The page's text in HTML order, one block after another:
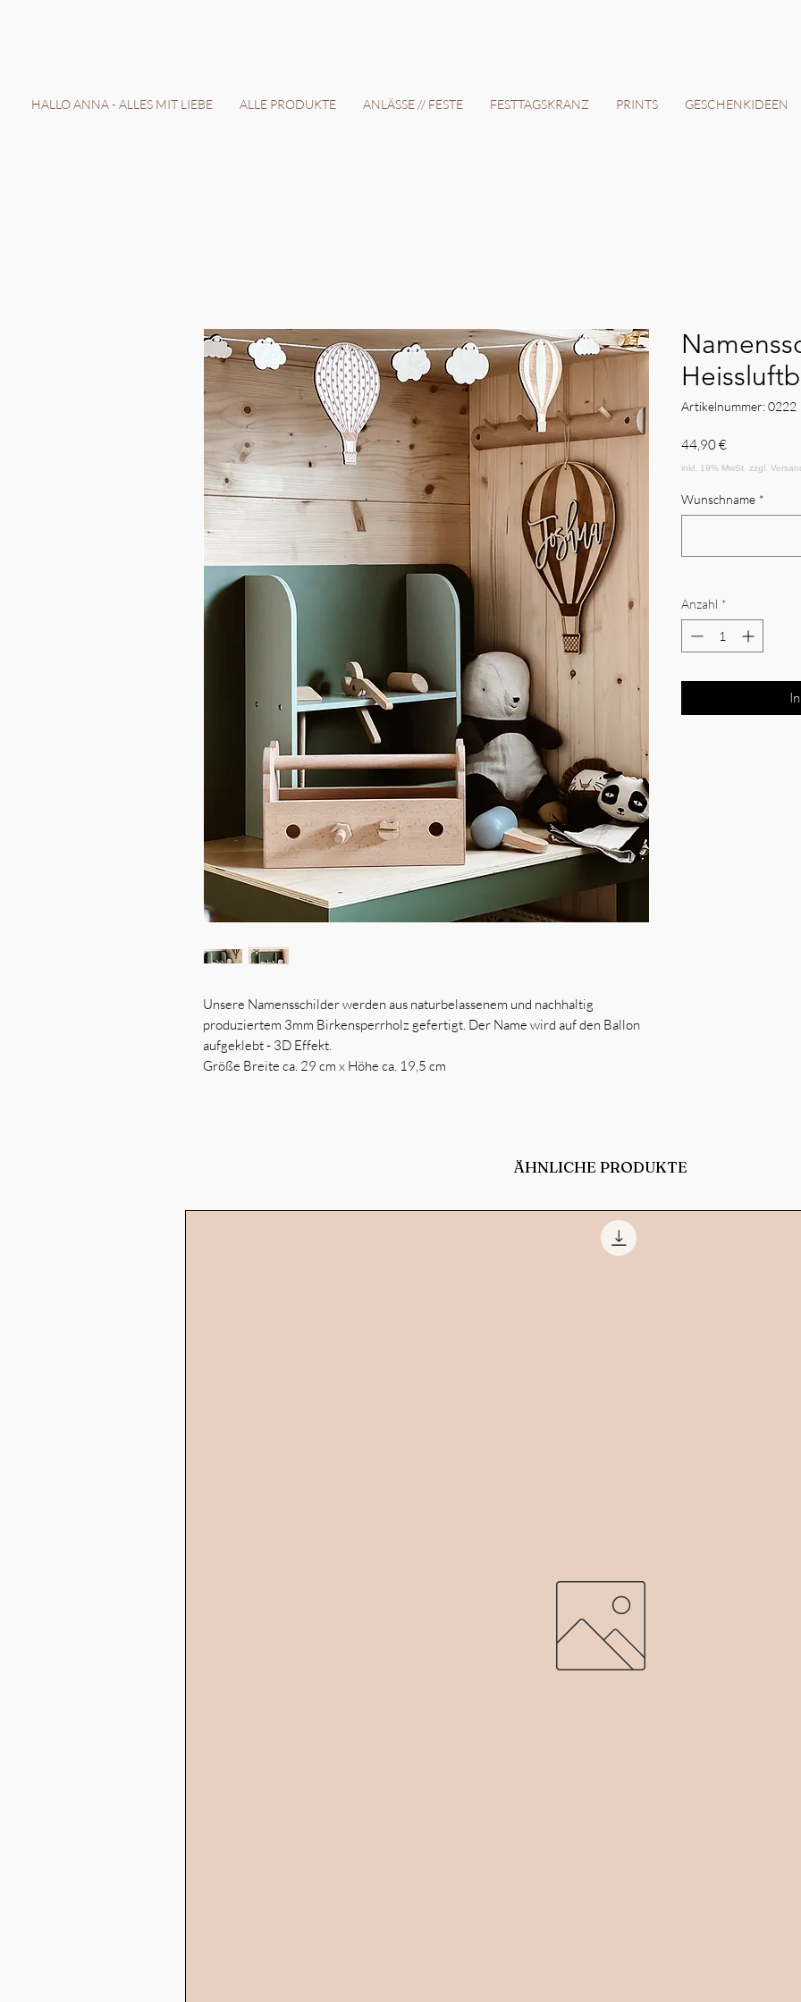
HALLO ANNA - ALLES MIT LIEBE ALLE PRODUKTE ANLÄSSE // FESTE FESTTAGSKRANZ PRINTS GESCHENKIDEEN
Unsere Namensschilder werden aus naturbelassenem und nachhaltig
produziertem 3mm Birkensperrholz gefertigt. Der Name wird auf den Ballon
aufgeklebt - 3D Effekt.
Größe Breite ca. 29 cm x Höhe ca. 19,5 cm
Artikelnummer: 0222
44,90 €Preis
Wunschname *
Anzahl *
ÄHNLICHE PRODUKTE